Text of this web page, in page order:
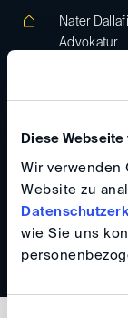
Diese
Wir verwenden
Website zu
wie Sie uns
Nater
Advokatur
dallafior(at)